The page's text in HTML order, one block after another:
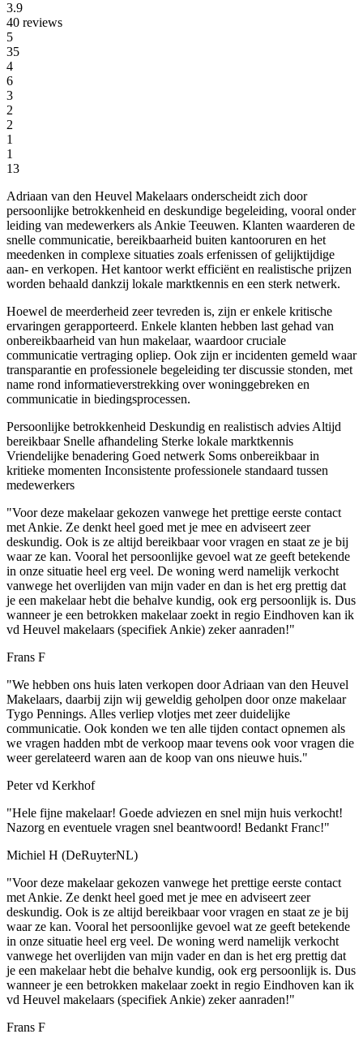
3.9
40 reviews
5
35
4
6
3
2
2
1
1
13
Adriaan van den Heuvel Makelaars onderscheidt zich door
persoonlijke betrokkenheid en deskundige begeleiding, vooral onder
leiding van medewerkers als Ankie Teeuwen. Klanten waarderen de
snelle communicatie, bereikbaarheid buiten kantooruren en het
meedenken in complexe situaties zoals erfenissen of gelijktijdige
aan- en verkopen. Het kantoor werkt efficiënt en realistische prijzen
worden behaald dankzij lokale marktkennis en een sterk netwerk.
Hoewel de meerderheid zeer tevreden is, zijn er enkele kritische
ervaringen gerapporteerd. Enkele klanten hebben last gehad van
onbereikbaarheid van hun makelaar, waardoor cruciale
communicatie vertraging opliep. Ook zijn er incidenten gemeld waar
transparantie en professionele begeleiding ter discussie stonden, met
name rond informatieverstrekking over woninggebreken en
communicatie in biedingsprocessen.
Persoonlijke betrokkenheid Deskundig en realistisch adviesAltijd
bereikbaarSnelle afhandeling Sterke lokale marktkennis
Vriendelijke benadering Goed netwerk Soms onbereikbaar in
kritieke momenten Inconsistente professionele standaard tussen
medewerkers
"Voor deze makelaar gekozen vanwege het prettige eerste contact
met Ankie. Ze denkt heel goed met je mee en adviseert zeer
deskundig. Ook is ze altijd bereikbaar voor vragen en staat ze je bij
waar ze kan. Vooral het persoonlijke gevoel wat ze geeft betekende
in onze situatie heel erg veel. De woning werd namelijk verkocht
vanwege het overlijden van mijn vader en dan is het erg prettig dat
je een makelaar hebt die behalve kundig, ook erg persoonlijk is. Dus
wanneer je een betrokken makelaar zoekt in regio Eindhoven kan ik
vd Heuvel makelaars (specifiek Ankie) zeker aanraden!"
Frans F
"We hebben ons huis laten verkopen door Adriaan van den Heuvel
Makelaars, daarbij zijn wij geweldig geholpen door onze makelaar
Tygo Pennings. Alles verliep vlotjes met zeer duidelijke
communicatie. Ook konden we ten alle tijden contact opnemen als
we vragen hadden mbt de verkoop maar tevens ook voor vragen die
weer gerelateerd waren aan de koop van ons nieuwe huis."
Peter vd Kerkhof
"Hele fijne makelaar! Goede adviezen en snel mijn huis verkocht!
Nazorg en eventuele vragen snel beantwoord! Bedankt Franc!"
Michiel H (DeRuyterNL)
"Voor deze makelaar gekozen vanwege het prettige eerste contact
met Ankie. Ze denkt heel goed met je mee en adviseert zeer
deskundig. Ook is ze altijd bereikbaar voor vragen en staat ze je bij
waar ze kan. Vooral het persoonlijke gevoel wat ze geeft betekende
in onze situatie heel erg veel. De woning werd namelijk verkocht
vanwege het overlijden van mijn vader en dan is het erg prettig dat
je een makelaar hebt die behalve kundig, ook erg persoonlijk is. Dus
wanneer je een betrokken makelaar zoekt in regio Eindhoven kan ik
vd Heuvel makelaars (specifiek Ankie) zeker aanraden!"
Frans F